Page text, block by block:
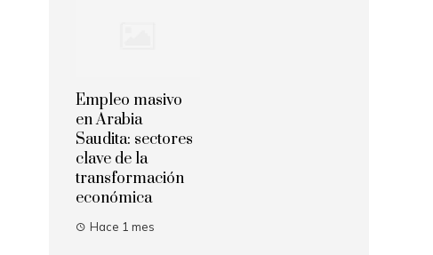
Empleo masivo
en Arabia
Saudita: sectores
clave de la
transformación
económica
Hace 1 mes